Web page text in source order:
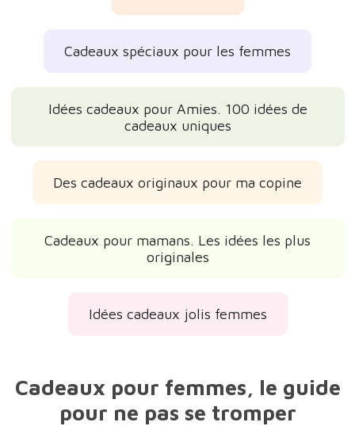
Cadeaux spéciaux pour les femmes
Idées cadeaux pour Amies. 100 idées de
cadeaux uniques
Des cadeaux originaux pour ma copine
Cadeaux pour mamans. Les idées les plus
originales
Idées cadeaux jolis femmes
Cadeaux pour femmes, le guide
pour ne pas se tromper